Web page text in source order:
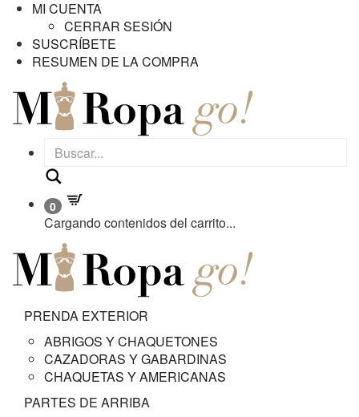
MI CUENTA
CERRAR SESIÓN
SUSCRÍBETE
RESUMEN DE LA COMPRA
0
Cargando contenidos del carrito...
PRENDA EXTERIOR
ABRIGOS Y CHAQUETONES
CAZADORAS Y GABARDINAS
CHAQUETAS Y AMERICANAS
PARTES DE ARRIBA